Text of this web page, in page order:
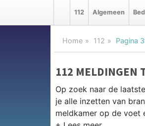
112 Algemeen
Home 112 Pagina
112 MELDINGEN
Op zoek naar de
je alle inzetten van
meldkamer op de voet